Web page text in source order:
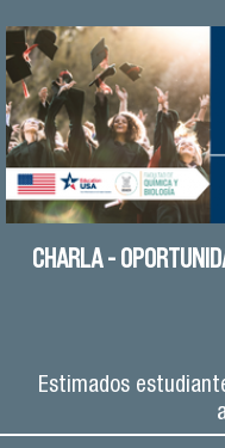
CHARLA -
Estimados